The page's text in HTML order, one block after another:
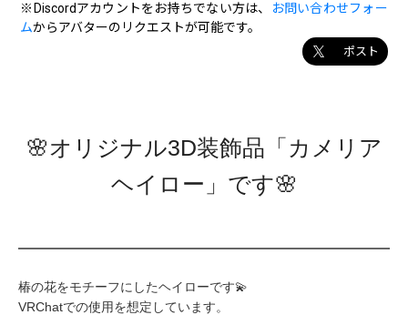
ポスト
※Discordアカウントをお持ちでない方は、
お問い合わせフォー
ムからアバターのリクエストが可能です。
🌸オリジナル3D装飾品「カメリア
ヘイロー」です🌸
椿の花をモチーフにしたヘイローです💫
VRChatでの使用を想定しています。